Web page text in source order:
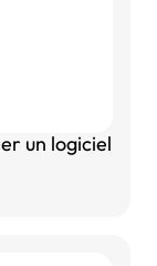
un logiciel